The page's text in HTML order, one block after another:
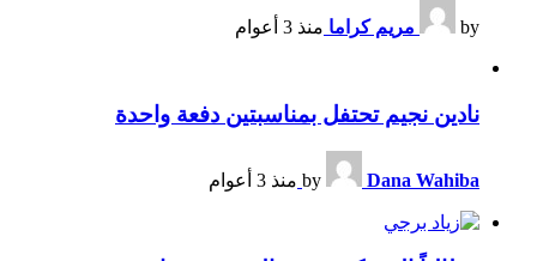
by مريم كراما منذ 3 أعوام
نادين نجيم تحتفل بمناسبتين دفعة واحدة
by Dana Wahiba منذ 3 أعوام